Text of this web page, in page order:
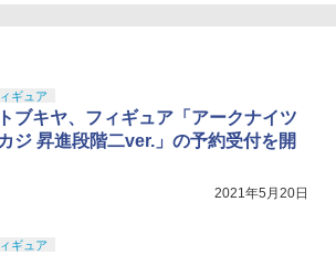
HG 機動戦士ガンダム00 グラハム専用ユ
ニオンフラッグカスタム 1/144スケール
上 電動ブローバック フルオート
￥3,815
シリコンモールド クロムハート 4種 6.7×
3.6cm 柄型枠 爪飾り作成 多寸法設計 立
体彫刻 耐久 繰返し ハンドメイドネイル
(Bタイプ)
ギュア
ブキヤ、フィギュア「アークナイツ
ジ 昇進段階二ver.」の予約受付を開
2021年5月20日
ギュア